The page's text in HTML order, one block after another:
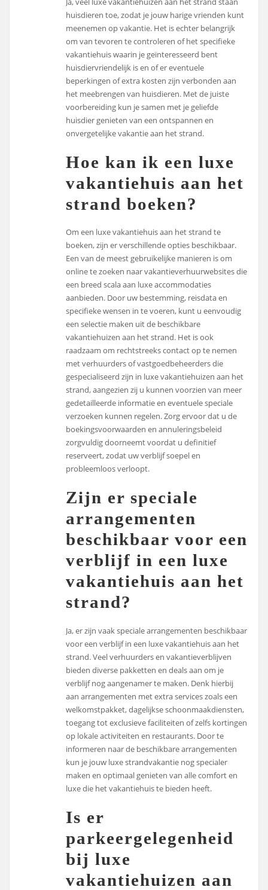
huisdieren toe, zodat je jouw harige vrienden kunt
meenemen op vakantie. Het is echter belangrijk
om van tevoren te controleren of het specifieke
vakantiehuis waarin je geïnteresseerd bent
huisdiervriendelijk is en of er eventuele
beperkingen of extra kosten zijn verbonden aan
het meebrengen van huisdieren. Met de juiste
voorbereiding kun je samen met je geliefde
huisdier genieten van een ontspannen en
onvergetelijke vakantie aan het strand.
Hoe kan ik een luxe
vakantiehuis aan het
strand boeken?
Om een luxe vakantiehuis aan het strand te
boeken, zijn er verschillende opties beschikbaar.
Een van de meest gebruikelijke manieren is om
online te zoeken naar vakantieverhuurwebsites die
een breed scala aan luxe accommodaties
aanbieden. Door uw bestemming, reisdata en
specifieke wensen in te voeren, kunt u eenvoudig
een selectie maken uit de beschikbare
vakantiehuizen aan het strand. Het is ook
raadzaam om rechtstreeks contact op te nemen
met verhuurders of vastgoedbeheerders die
gespecialiseerd zijn in luxe vakantiehuizen aan het
strand, aangezien zij u kunnen voorzien van meer
gedetailleerde informatie en eventuele speciale
verzoeken kunnen regelen. Zorg ervoor dat u de
boekingsvoorwaarden en annuleringsbeleid
zorgvuldig doorneemt voordat u definitief
reserveert, zodat uw verblijf soepel en
probleemloos verloopt.
Zijn er speciale
arrangementen
beschikbaar voor een
verblijf in een luxe
vakantiehuis aan het
strand?
Ja, er zijn vaak speciale arrangementen beschikbaar
voor een verblijf in een luxe vakantiehuis aan het
strand. Veel verhuurders en vakantieverblijven
bieden diverse pakketten en deals aan om je
verblijf nog aangenamer te maken. Denk hierbij
aan arrangementen met extra services zoals een
welkomstpakket, dagelijkse schoonmaakdiensten,
toegang tot exclusieve faciliteiten of zelfs kortingen
op lokale activiteiten en restaurants. Door te
informeren naar de beschikbare arrangementen
kun je jouw luxe strandvakantie nog specialer
maken en optimaal genieten van alle comfort en
luxe die het vakantiehuis te bieden heeft.
Is er
parkeergelegenheid
bij luxe
vakantiehuizen aan